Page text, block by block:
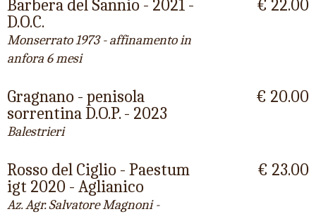
Barbera del Sannio - 2021 -
D.O.C.
Monserrato 1973 - affinamento in
anfora 6 mesi
€ 22.00
Gragnano - penisola
sorrentina D.O.P. - 2023
Balestrieri
€ 20.00
Rosso del Ciglio - Paestum
igt 2020 - Aglianico
Az. Agr. Salvatore Magnoni -
€ 23.00